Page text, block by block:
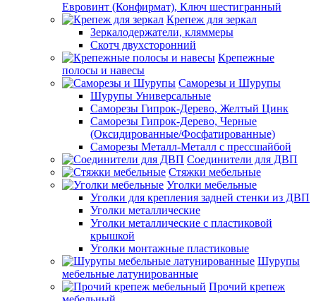
Евровинт (Конфирмат), Ключ шестигранный
Крепеж для зеркал
Зеркалодержатели, кляммеры
Скотч двухсторонний
Крепежные
полосы и навесы
Саморезы и Шурупы
Шурупы Универсальные
Саморезы Гипрок-Дерево, Желтый Цинк
Саморезы Гипрок-Дерево, Черные
(Оксидированные/Фосфатированные)
Саморезы Металл-Металл с прессшайбой
Соединители для ДВП
Стяжки мебельные
Уголки мебельные
Уголки для крепления задней стенки из ДВП
Уголки металлические
Уголки металлические с пластиковой
крышкой
Уголки монтажные пластиковые
Шурупы
мебельные латунированные
Прочий крепеж